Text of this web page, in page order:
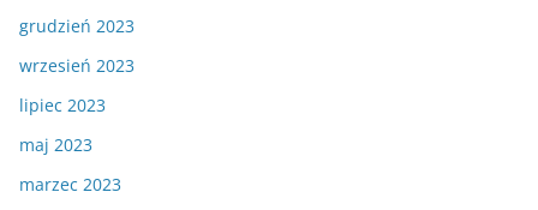
grudzień 2023
wrzesień 2023
lipiec 2023
maj 2023
marzec 2023